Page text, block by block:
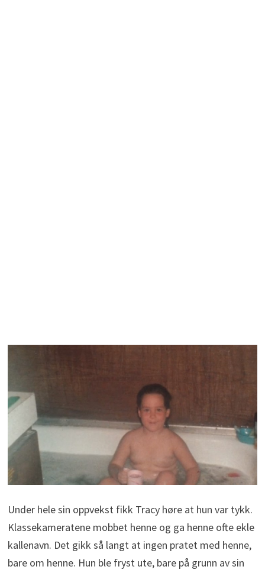
Under hele sin oppvekst fikk Tracy høre at hun var tykk.
Klassekameratene mobbet henne og ga henne ofte ekle
kallenavn. Det gikk så langt at ingen pratet med henne,
bare om henne. Hun ble fryst ute, bare på grunn av sin